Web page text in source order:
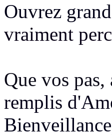
Ouvrez
vraiment
Que vos pas,
remplis